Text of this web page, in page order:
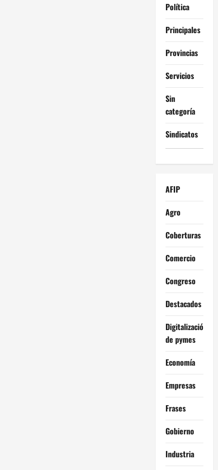
Política
Principales
Provincias
Servicios
Sin
categoría
Sindicatos
AFIP
Agro
Coberturas
Comercio
Congreso
Destacados
Digitalización
de pymes
Economía
Empresas
Frases
Gobierno
Industria